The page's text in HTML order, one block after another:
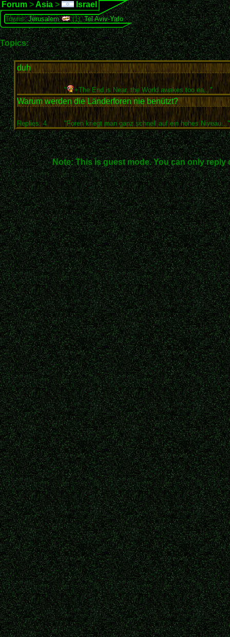
Forum > Asia > Israel
Towns:Jerusalem (1),Tel Aviv-Yafo
Topics:
duh
" +The End is Near. the World awakes too ea..."
Warum werden die Länderforen nie benützt?
Replies: 4 "Foren kriegt man ganz schnell auf ein hohes Niveau..."
Note: This is guest mode. You can only